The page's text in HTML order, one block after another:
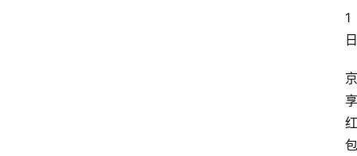
1
日
京
享
红
包